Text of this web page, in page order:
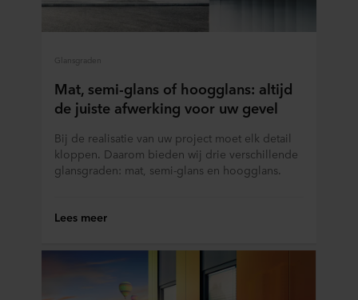
Glansgraden
Mat, semi-glans of hoogglans: altijd
de juiste afwerking voor uw gevel
Bij de realisatie van uw project moet elk detail
kloppen. Daarom bieden wij drie verschillende
glansgraden: mat, semi-glans en hoogglans.
Lees meer